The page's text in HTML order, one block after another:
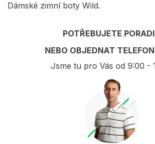
Dámské zimní boty Wild.
POTŘEBUJETE
NEBO OBJEDNAT
Jsme tu pro Vás od 9:00 -